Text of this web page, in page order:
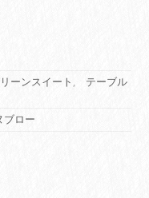
ーンスイート ,
テーブル
ブロー